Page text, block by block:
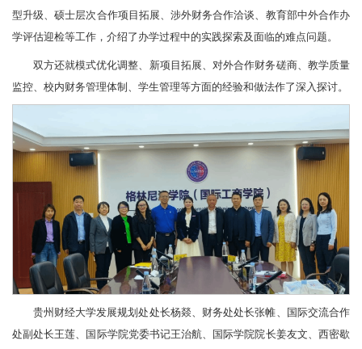
型升级、硕士层次合作项目拓展、涉外财务合作洽谈、教育部中外合作办
学评估迎检等工作，介绍了办学过程中的实践探索及面临的难点问题。
双方还就模式优化调整、新项目拓展、对外合作财务磋商、教学质量
监控、校内财务管理体制、学生管理等方面的经验和做法作了深入探讨。
贵州财经大学发展规划处处长杨燚、财务处处长张帷、国际交流合作
处副处长王莲、国际学院党委书记王治航、国际学院院长姜友文、西密歇